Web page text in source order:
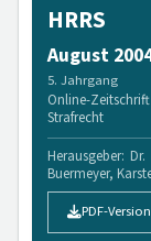
HRRS
August
5. Jahrgang
Online-
Strafrecht
Herausgeber:
Buermeyer,
PDF-Version